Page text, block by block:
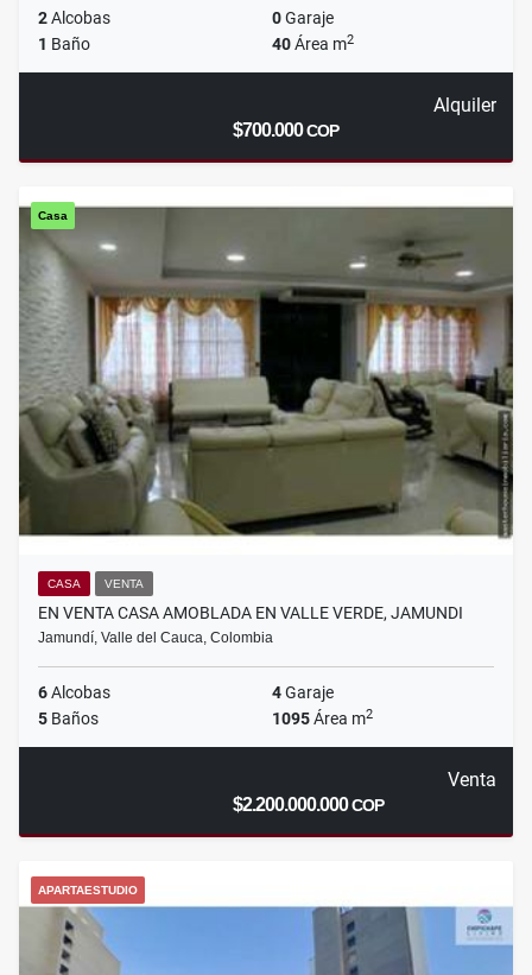
2Alcobas 0Garaje
1 Baño 40Área m2
Alquiler
$700.000COP
Casa
CASA VENTA
EN VENTA CASA AMOBLADA EN VALLE VERDE, JAMUNDI
Jamundí, Valle del Cauca, Colombia
6Alcobas 4Garaje
5 Baños 1095Área m2
Venta
$2.200.000.000COP
APARTAESTUDIO